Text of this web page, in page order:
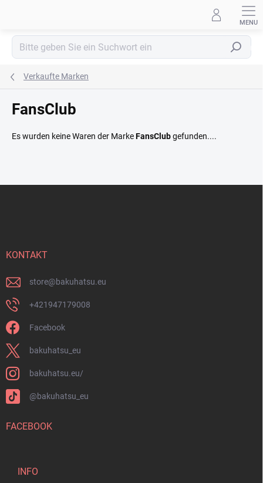
Suchen
Verkaufte Marken
FansClub
Es wurden keine Waren der MarkeFansClubgefunden....
KONTAKT
store@bakuhatsu.eu
+421947179008
Facebook
bakuhatsu_eu
bakuhatsu.eu/
@bakuhatsu_eu
FACEBOOK
INFO